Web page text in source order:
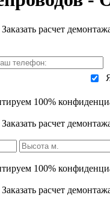
Заказать расчет
100%
Заказать расчет
100%
Заказать расчет